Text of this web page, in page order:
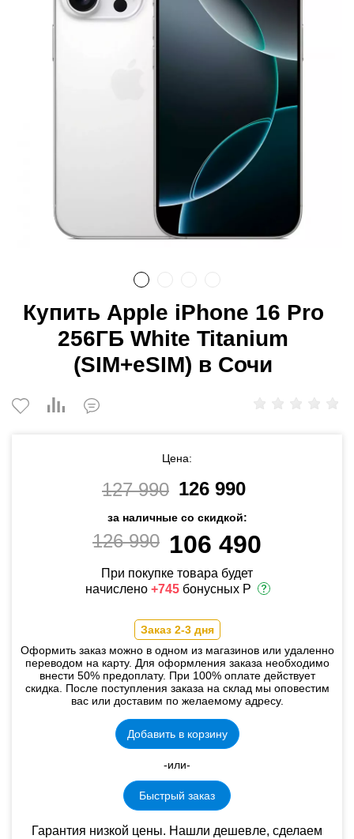
Купить Apple iPhone 16 Pro
256ГБ White Titanium
(SIM+eSIM) в Сочи
Цена:
127 990 126 990
за наличные со скидкой:
126 990 106 490
При покупке товара будет
начислено +745 бонусных Р
Заказ 2-3 дня
Оформить заказ можно в одном из магазинов или удаленно
переводом на карту. Для оформления заказа необходимо
внести 50% предоплату. При 100% оплате действует
скидка. После поступления заказа на склад мы оповестим
вас или доставим по желаемому адресу.
Добавить в корзину
-или-
Быстрый заказ
Гарантия низкой цены. Нашли дешевле, сделаем